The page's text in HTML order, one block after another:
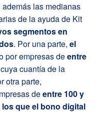
las medianas
de la ayuda de Kit
segmentos en
. Por una parte, el
por empresas deentre
cuya cuantía de la
otra parte,
deentre 100 y
que el bono digital